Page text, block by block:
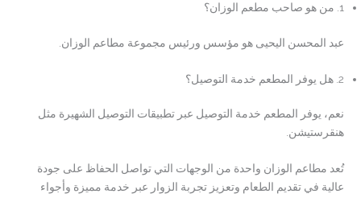
1. من هو صاحب مطعم الوزان؟
عبد المحسن اليحيى هو مؤسس ورئيس مجموعة مطاعم الوزان.
2. هل يوفر المطعم خدمة التوصيل؟
نعم، يوفر المطعم خدمة التوصيل عبر تطبيقات التوصيل الشهيرة مثل
هنقرستيشن.
تُعد مطاعم الوزان واحدة من الوجهات التي تواصل الحفاظ على جودة
عالية في تقديم الطعام وتعزيز تجربة الزوار عبر خدمة مميزة وأجواء